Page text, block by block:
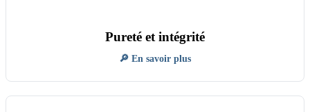
Pureté et intégrité
🔎 En savoir plus